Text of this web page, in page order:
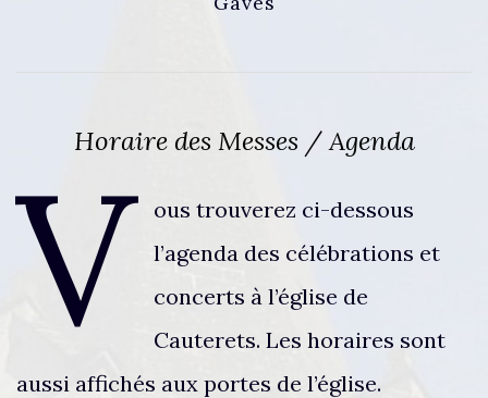
Horaire des Messes / Agenda
V
ous trouverez ci-dessous
l’agenda des célébrations et
concerts à l’église de
Cauterets. Les horaires sont
aussi affichés aux portes de l’église.